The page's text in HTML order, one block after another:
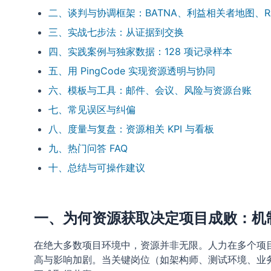
二、谈判与协调框架：BATNA、利益相关者地图、
三、实战七步法：从证据到交换
四、实践案例与独家数据：128 项记录样本
五、用 PingCode 实现资源透明与协同
六、模板与工具：邮件、会议、风险与资源台账
七、常见误区与纠偏
八、度量与复盘：资源相关 KPI 与看板
九、热门问答 FAQ
十、总结与可操作建议
一、为何资源获取决定项目成败：机
在绝大多数项目环境中，资源并非无限。人力在多个
高与影响加剧。当关键岗位（如架构师、测试环境、